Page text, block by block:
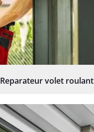
Reparateur volet roulant